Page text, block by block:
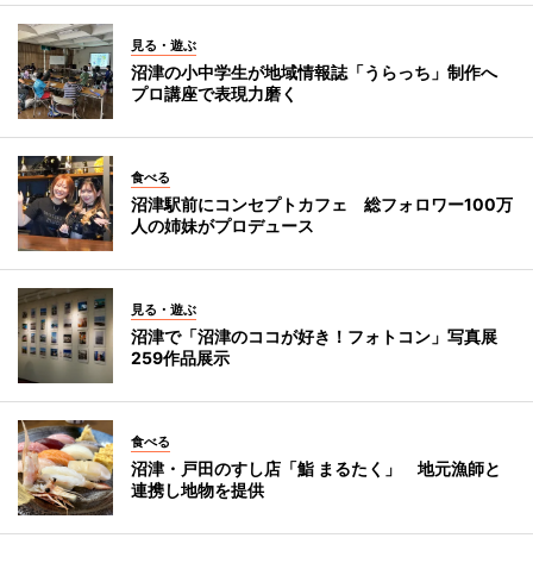
見る・遊ぶ
沼津の小中学生が地域情報誌「うらっち」制作へ
プロ講座で表現力磨く
食べる
沼津駅前にコンセプトカフェ 総フォロワー100万
人の姉妹がプロデュース
見る・遊ぶ
沼津で「沼津のココが好き！フォトコン」写真展
259作品展示
食べる
沼津・戸田のすし店「鮨 まるたく」 地元漁師と
連携し地物を提供